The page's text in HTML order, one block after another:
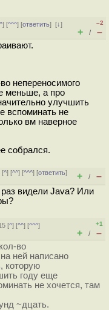
] [^^^] [ответить][↓]
–2
+ / –
непереносимого
меньше, а про
улучшить
вспоминать не
вм наверное
собрался.
[^] [^^] [^^^] [ответить]
+ / –
видели Java? Или
[^] [^^] [^^^]
+1
+ / –
во
ней написано
которую
году еще
не хочется, там
~дцать.